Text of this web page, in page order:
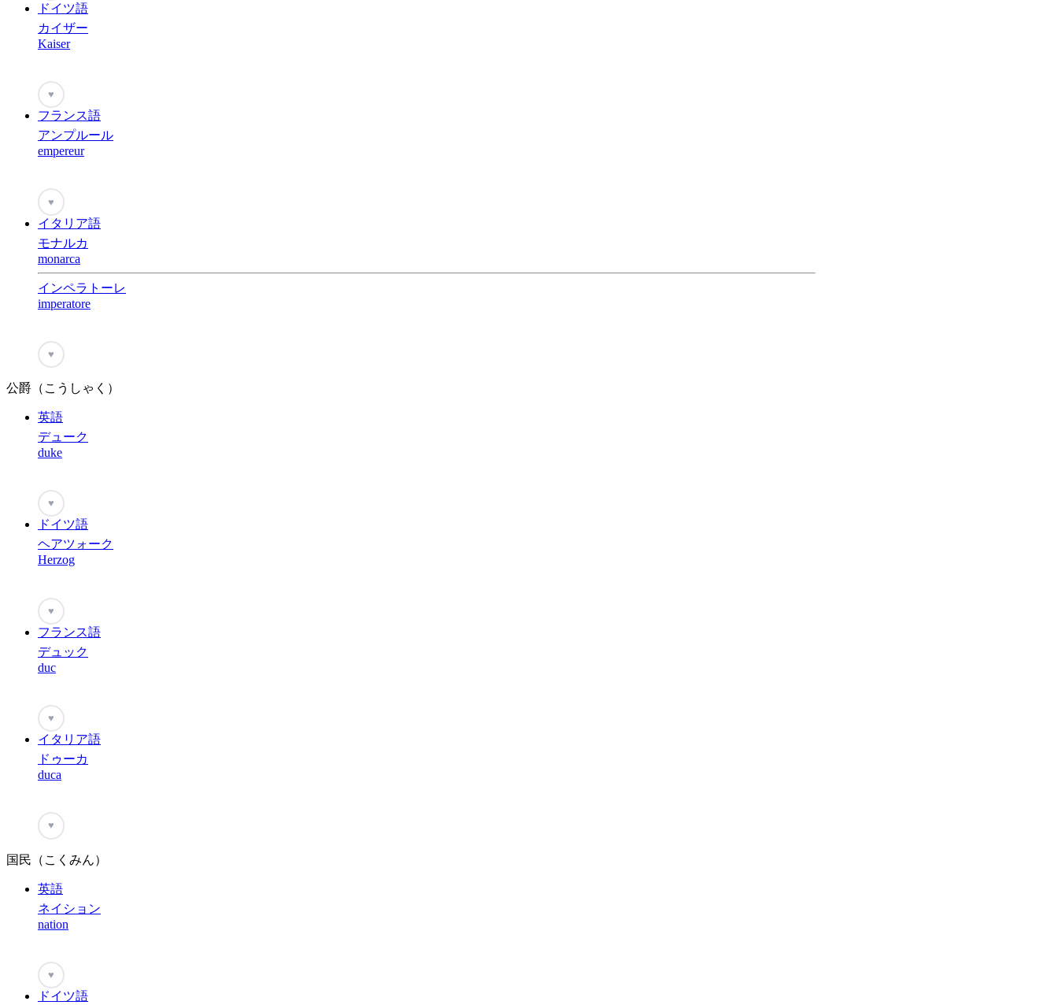
ドイツ語
カイザー
Kaiser
♥
フランス語
アンプルール
empereur
♥
イタリア語
モナルカ
monarca
インペラトーレ
imperatore
♥
公爵（こうしゃく）
英語
デューク
duke
♥
ドイツ語
ヘアツォーク
Herzog
♥
フランス語
デュック
duc
♥
イタリア語
ドゥーカ
duca
♥
国民（こくみん）
英語
ネイション
nation
♥
ドイツ語